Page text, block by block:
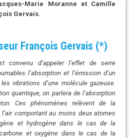
Marie Moranne et Camille
Gervais.
François Gervais (*)
d’appeler l’effet de serre
l’absorption et l’émission d’un
vibrations d’une molécule gazeuse.
quantique, on parlera de l’absorption
Ces phénomènes relèvent de la
comportant au moins deux atomes
et hydrogène dans le cas de la
et oxygène dans le cas de la